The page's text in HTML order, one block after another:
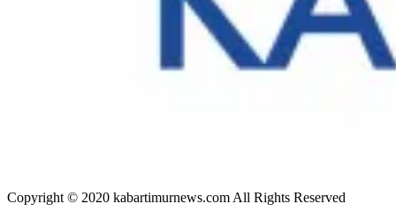
Copyright © 2020 kabartimurnews.com All Rights Reserved